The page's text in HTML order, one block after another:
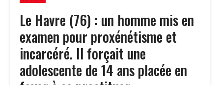
Le Havre (76) : un homme mis en
examen pour proxénétisme et
incarcéré. Il forçait une
adolescente de 14 ans placée en